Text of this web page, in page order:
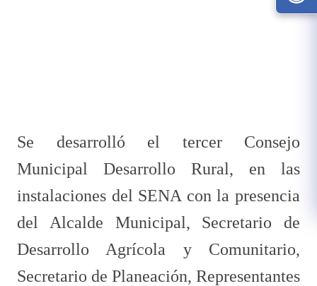
​Se desarrolló el tercer Consejo
Municipal Desarrollo Rural, en las
instalaciones del SENA con la presencia
del Alcalde Municipal, Secretario de
Desarrollo Agrícola y Comunitario,
Secretario de Planeación, Representantes